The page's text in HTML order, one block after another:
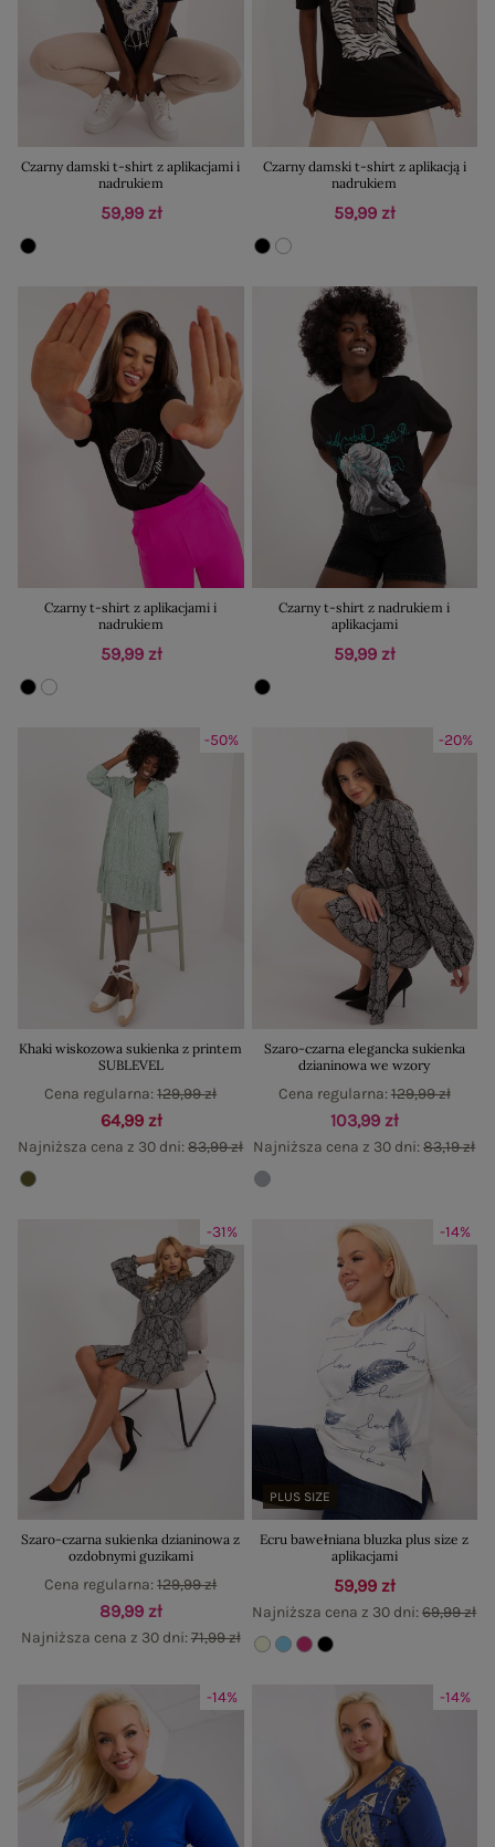
Czarny damski t-shirt z aplikacjami i
nadrukiem
59,99 zł
Czarny damski t-shirt z aplikacją i
nadrukiem
59,99 zł
Czarny t-shirt z aplikacjami i
nadrukiem
59,99 zł
Czarny t-shirt z nadrukiem i
aplikacjami
59,99 zł
-50%
Khaki wiskozowa sukienka z printem
SUBLEVEL
64,99 zł
Najniższa cena z 30 dni:83,99 zł
Cena regularna:129,99 zł
-20%
Szaro-czarna elegancka sukienka
dzianinowa we wzory
103,99 zł
Najniższa cena z 30 dni:83,19 zł
Cena regularna:129,99 zł
-31%
Szaro-czarna sukienka dzianinowa z
ozdobnymi guzikami
89,99 zł
Najniższa cena z 30 dni:71,99 zł
Cena regularna:129,99 zł
PLUS SIZE
-14%
Ecru bawełniana bluzka plus size z
aplikacjami
59,99 zł
Najniższa cena z 30 dni:69,99 zł
-14% -14%